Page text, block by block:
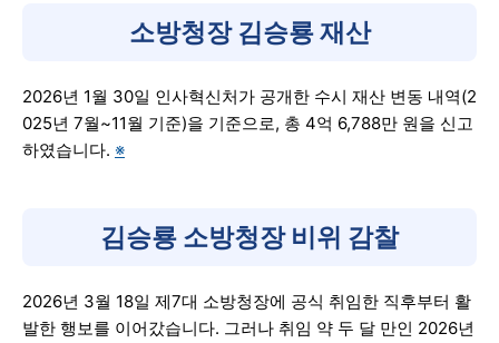
소방청장 김승룡 재산
2026년 1월 30일 인사혁신처가 공개한 수시 재산 변동 내역(2
025년 7월~11월 기준)을 기준으로, 총 4억 6,788만 원을 신고
하였습니다. ※
김승룡 소방청장 비위 감찰
2026년 3월 18일 제7대 소방청장에 공식 취임한 직후부터 활
발한 행보를 이어갔습니다. 그러나 취임 약 두 달 만인 2026년